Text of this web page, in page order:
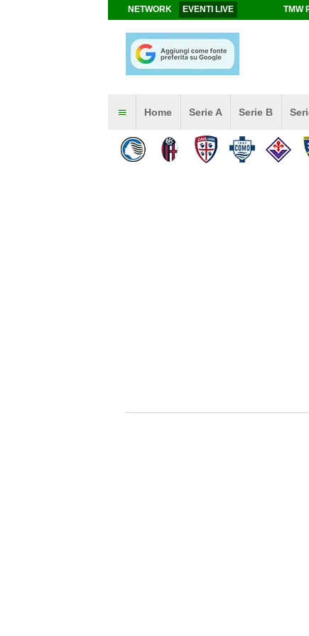
NETWORK EVENTI LIVE TMW
Home Serie A Serie B